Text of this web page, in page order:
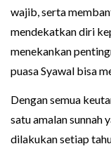
wajib, serta
mendekatkan diri
menekankan
puasa Syawal bisa
Dengan semua
satu amalan sunnah
dilakukan setiap